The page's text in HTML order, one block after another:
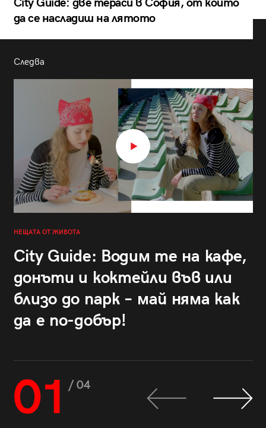
City Guide: две тераси в София, от които
да се насладиш на лятото
Следва
НЕЩАТА ОТ ЖИВОТА
City Guide: Водим те на кафе,
донъти и коктейли във или
близо до парк – май няма как
да е по-добър!
01 / 04